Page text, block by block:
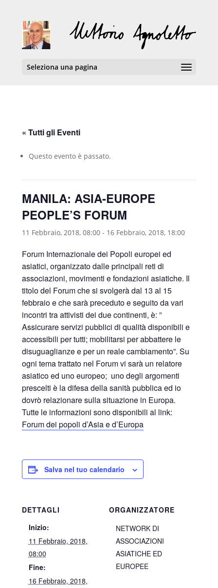
Seleziona una pagina
« Tutti gli Eventi
Questo evento è passato.
MANILA: ASIA-EUROPE
PEOPLE’S FORUM
11 Febbraio, 2018, 08:00- 16 Febbraio, 2018, 18:00
Forum Internazionale dei Popoli europei ed
asiatici, organizzato dalle principali reti di
associazioni, movimenti e fondazioni asiatiche. Il
titolo del Forum che si svolgerà dal 13 al 15
febbraio e che sarà preceduto e seguito da vari
incontri tra attivisti dei due continenti, è: ”
Assicurare servizi pubblici di qualità disponibili e
accessibili per tutti; mobilitarsi per abbattere le
disuguaglianze e per un reale cambiamento”. Su
ogni tema trattato nel Forum vi sarà un relatore
asiatico ed uno europeo; uno degli argomenti
prescelti è la difesa della sanità pubblica ed io
dovrò relazionare sulla situazione in Europa.
Tutte le informazioni sono disponibili al link:
Forum dei popoli d’Asia e d’Europa
Salva nel tuo calendario
DETTAGLI
Inizio:
11 Febbraio, 2018,
08:00
Fine:
16 Febbraio, 2018,
ORGANIZZATORE
NETWORK DI
ASSOCIAZIONI
ASIATICHE ED
EUROPEE